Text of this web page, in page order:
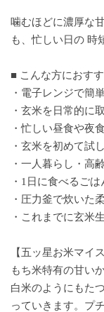
噛むほどに濃厚な
も、忙しい日の 時
■ こんな方におす
・電子レンジで簡
・玄米を日常的に
・忙しい昼食や夜
・玄米を初めて試
・一人暮らし・高
・1日に食べるご
・圧力釜で炊いた
・これまでに玄米
【五ッ星お米マイ
もち米特有の甘い
白米のようにもた
っていきます。プ